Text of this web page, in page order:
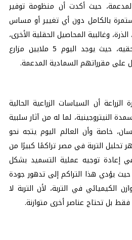
حيث أكدت أن منظومة توفير
بالكامل دون أي تغيير أو مساس
وغالبية المحاصيل الحقلية الأخرى،
لضمان وصول الدعم لمستحقيه، حيث يوجد اليوم 5 ملايين مزارع
على مقرراتهم السمادية المدعمة.
الزراعة أن السياسات الزراعية الحالية
النيتروجينية، لما له من آثار سلبية
خاصة وأن العالم اليوم يتجه نحو
تحليل التربة في مصر تراكمًا كبيرًا من
إعادة توجيه عملية التسميد بشكل
حيث يؤدي هذا التراكم إلى تدهور جودة
الكيميائي في التربة، لأن التربة لا
بل تحتاج عناصر أخرى متوازنة.